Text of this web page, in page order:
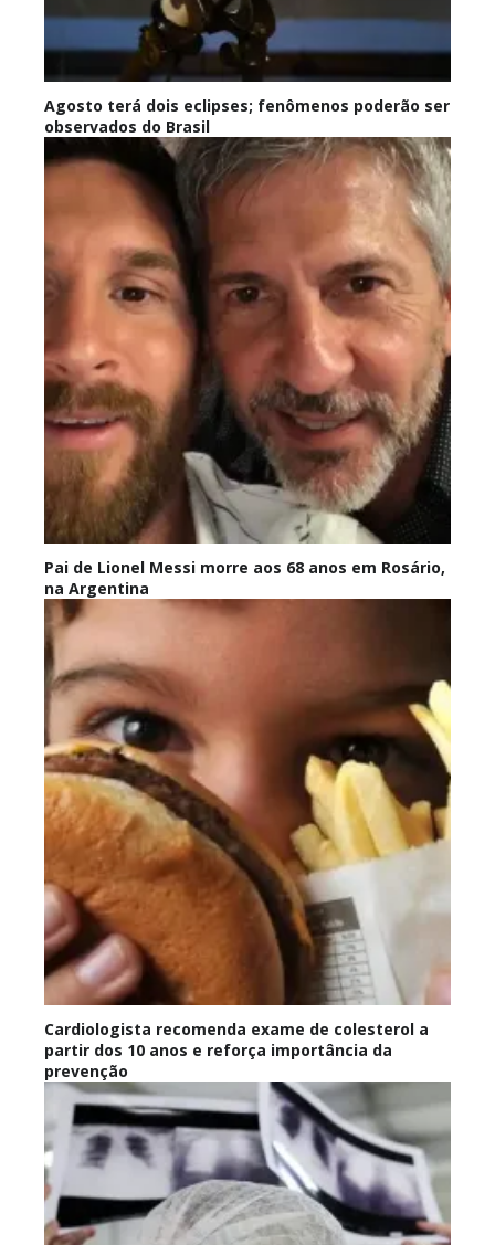
Agosto terá dois eclipses; fenômenos poderão ser
observados do Brasil
Pai de Lionel Messi morre aos 68 anos em Rosário,
na Argentina
Cardiologista recomenda exame de colesterol a
partir dos 10 anos e reforça importância da
prevenção